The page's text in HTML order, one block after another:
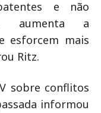
e não
aumenta a
esforcem mais
Ritz.
sobre conflitos
informou